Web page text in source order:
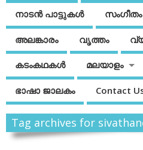
നാടന്‍ പാട്ടുകള്‍ സംഗീതം
അലങ്കാരം വൃത്തം
കടംകഥകള്‍ മലയാളം
ഭാഷാ ജാലകം Contact
Tag archives for